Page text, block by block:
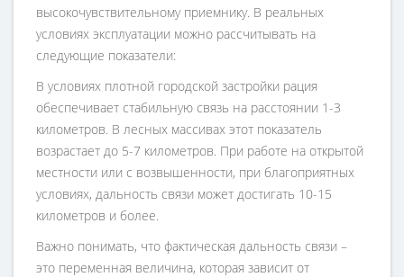
высокочувствительному приемнику. В реальных
условиях эксплуатации можно рассчитывать на
следующие показатели:
В условиях плотной городской застройки рация
обеспечивает стабильную связь на расстоянии 1-3
километров. В лесных массивах этот показатель
возрастает до 5-7 километров. При работе на открытой
местности или с возвышенности, при благоприятных
условиях, дальность связи может достигать 10-15
километров и более.
Важно понимать, что фактическая дальность связи –
это переменная величина, которая зависит от